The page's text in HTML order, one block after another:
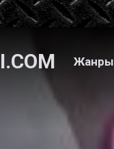
Жанры